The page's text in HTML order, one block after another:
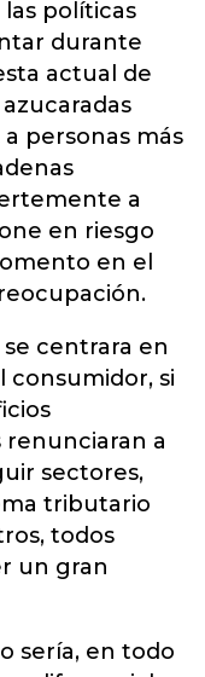
políticas
durante
actual de
personas más
a
en riesgo
en el
centrara en
consumidor, si
a
sectores,
tributario
todos
un gran
sería, en todo